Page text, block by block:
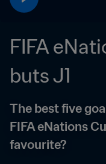
FIFA
buts J1
The best five
FIFA eNations
favourite?